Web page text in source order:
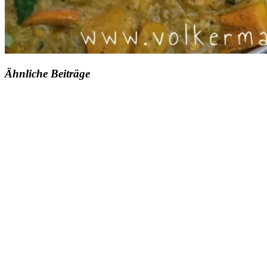
Ähnliche Beiträge